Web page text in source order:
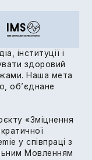
інституції і
здоровий
Наша мета
об’єднане
«Зміцнення
у співпраці з
Мовленням